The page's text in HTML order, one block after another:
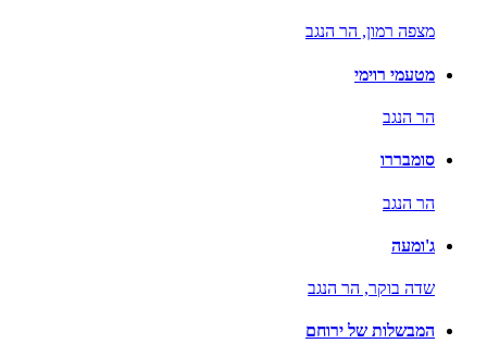
מצפה רמון, הר הנגב
מטעמי רוימי
הר הנגב
סומבררו
הר הנגב
ג'ומעה
שדה בוקר, הר הנגב
המבשלות של ירוחם